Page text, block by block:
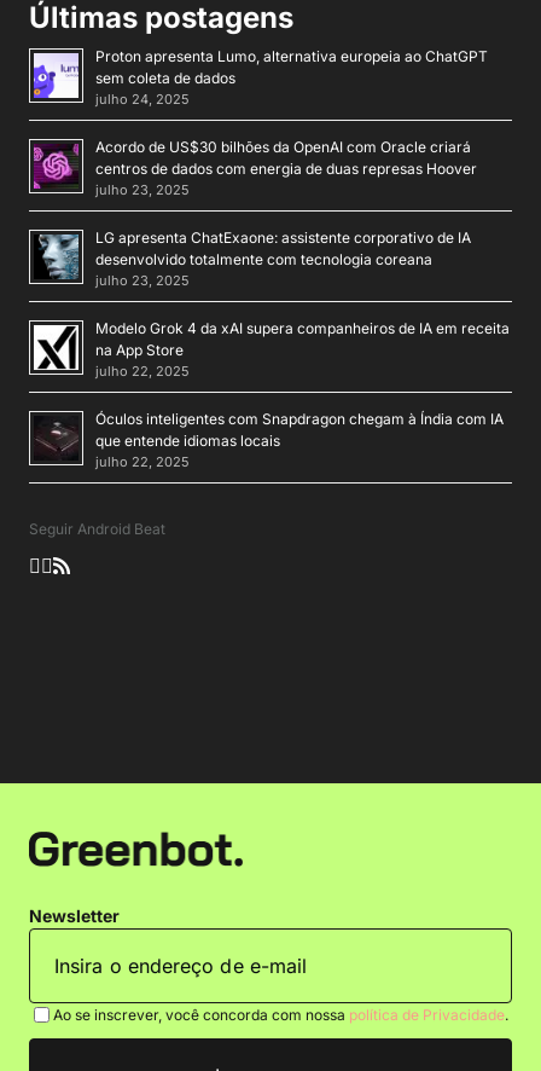
Últimas postagens
Proton apresenta Lumo, alternativa europeia ao ChatGPT
sem coleta de dados
julho 24, 2025
Acordo de US$30 bilhões da OpenAI com Oracle criará
centros de dados com energia de duas represas Hoover
julho 23, 2025
LG apresenta ChatExaone: assistente corporativo de IA
desenvolvido totalmente com tecnologia coreana
julho 23, 2025
Modelo Grok 4 da xAI supera companheiros de IA em receita
na App Store
julho 22, 2025
Óculos inteligentes com Snapdragon chegam à Índia com IA
que entende idiomas locais
julho 22, 2025
Seguir Android Beat
Newsletter
Ao se inscrever, você concorda com nossa política de Privacidade.